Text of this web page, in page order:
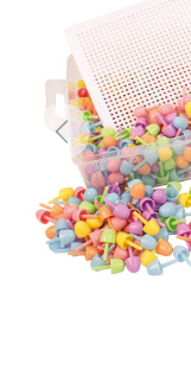
Previous